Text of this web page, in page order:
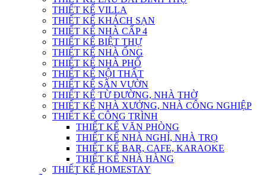
THIẾT KẾ VILLA
THIẾT KẾ KHÁCH SẠN
THIẾT KẾ NHÀ CẤP 4
THIẾT KẾ BIỆT THỰ
THIẾT KẾ NHÀ ỐNG
THIẾT KẾ NHÀ PHỐ
THIẾT KẾ NỘI THẤT
THIẾT KẾ SÂN VƯỜN
THIẾT KẾ TỪ ĐƯỜNG, NHÀ THỜ
THIẾT KẾ NHÀ XƯỞNG, NHÀ CÔNG NGHIỆP
THIẾT KẾ CÔNG TRÌNH
THIẾT KẾ VĂN PHÒNG
THIẾT KẾ NHÀ NGHỈ, NHÀ TRỌ
THIẾT KẾ BAR, CAFE, KARAOKE
THIẾT KẾ NHÀ HÀNG
THIẾT KẾ HOMESTAY